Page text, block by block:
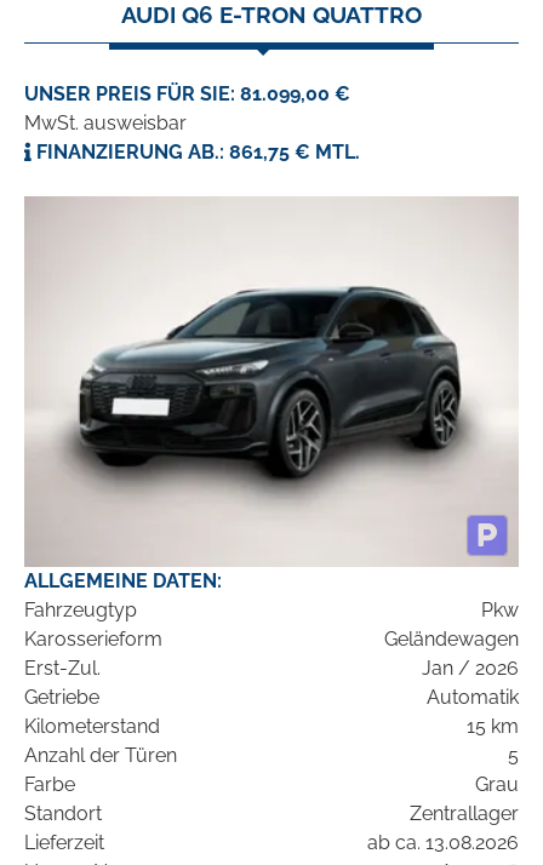
AUDI Q6 E-TRON QUATTRO
UNSER PREIS FÜR SIE: 81.099,00 €
MwSt. ausweisbar
FINANZIERUNG AB.: 861,75 € MTL.
ALLGEMEINE DATEN:
Fahrzeugtyp
Pkw
Karosserieform
Geländewagen
Erst-Zul.
Jan / 2026
Getriebe
Automatik
Kilometerstand
15 km
Anzahl der Türen
5
Farbe
Grau
Standort
Zentrallager
Lieferzeit
ab ca. 13.08.2026